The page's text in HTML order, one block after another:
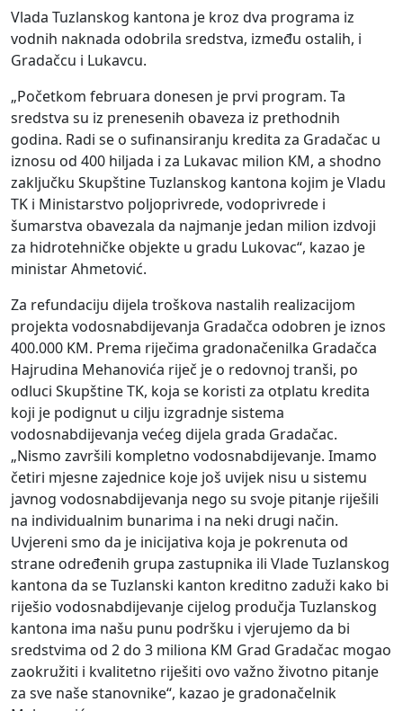
Vlada Tuzlanskog kantona je kroz dva programa iz
vodnih naknada odobrila sredstva, između ostalih, i
Gradačcu i Lukavcu.
„Početkom februara donesen je prvi program. Ta
sredstva su iz prenesenih obaveza iz prethodnih
godina. Radi se o sufinansiranju kredita za Gradačac u
iznosu od 400 hiljada i za Lukavac milion KM, a shodno
zaključku Skupštine Tuzlanskog kantona kojim je Vladu
TK i Ministarstvo poljoprivrede, vodoprivrede i
šumarstva obavezala da najmanje jedan milion izdvoji
za hidrotehničke objekte u gradu Lukovac“, kazao je
ministar Ahmetović.
Za refundaciju dijela troškova nastalih realizacijom
projekta vodosnabdijevanja Gradačca odobren je iznos
400.000 KM. Prema riječima gradonačenilka Gradačca
Hajrudina Mehanovića riječ je o redovnoj tranši, po
odluci Skupštine TK, koja se koristi za otplatu kredita
koji je podignut u cilju izgradnje sistema
vodosnabdijevanja većeg dijela grada Gradačac.
„Nismo završili kompletno vodosnabdijevanje. Imamo
četiri mjesne zajednice koje još uvijek nisu u sistemu
javnog vodosnabdijevanja nego su svoje pitanje riješili
na individualnim bunarima i na neki drugi način.
Uvjereni smo da je inicijativa koja je pokrenuta od
strane određenih grupa zastupnika ili Vlade Tuzlanskog
kantona da se Tuzlanski kanton kreditno zaduži kako bi
riješio vodosnabdijevanje cijelog produčja Tuzlanskog
kantona ima našu punu podršku i vjerujemo da bi
sredstvima od 2 do 3 miliona KM Grad Gradačac mogao
zaokružiti i kvalitetno riješiti ovo važno životno pitanje
za sve naše stanovnike“, kazao je gradonačelnik